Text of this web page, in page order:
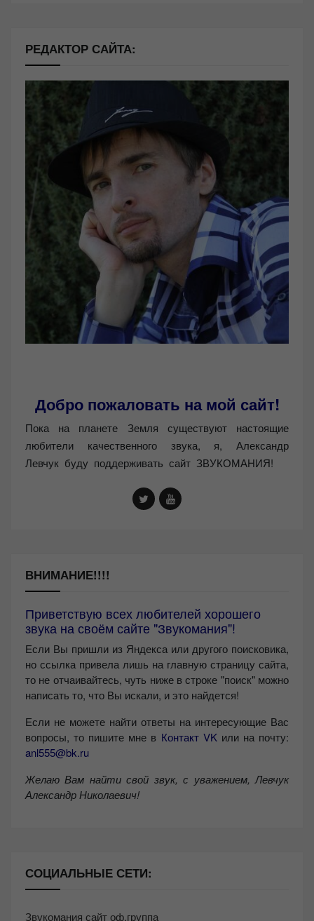
РЕДАКТОР САЙТА:
Добро пожаловать на мой сайт!
Пока на планете Земля существуют настоящие
любители качественного звука, я, Александр
Левчук буду поддерживать сайт ЗВУКОМАНИЯ!
ВНИМАНИЕ!!!!
Приветствую всех любителей хорошего
звука на своём сайте "Звукомания"!
Если Вы пришли из Яндекса или другого поисковика,
но ссылка привела лишь на главную страницу сайта,
то не отчаивайтесь, чуть ниже в строке "поиск" можно
написать то, что Вы искали, и это найдется!
Если не можете найти ответы на интересующие Вас
вопросы, то пишите мне в Контакт VKили на почту:
anl555@bk.ru
Желаю Вам найти свой звук, с уважением, Левчук
Александр Николаевич!
СОЦИАЛЬНЫЕ СЕТИ:
Звукомания сайт оф.группа